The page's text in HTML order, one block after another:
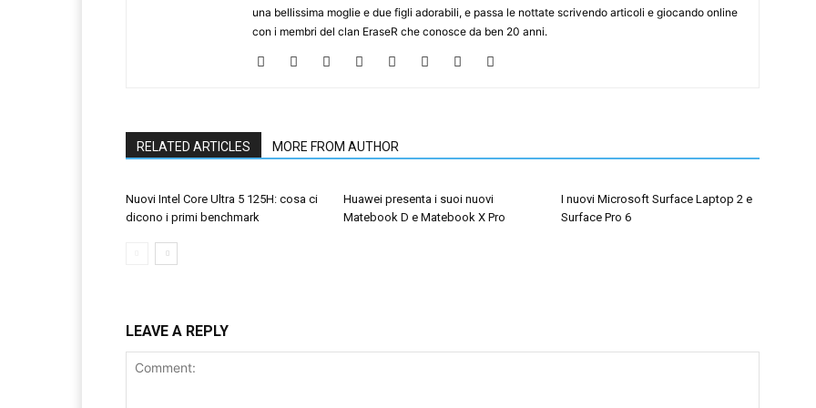
una bellissima moglie e due figli adorabili, e passa le nottate scrivendo articoli e giocando online
con i membri del clan EraseR che conosce da ben 20 anni.
RELATED ARTICLES MORE FROM AUTHOR
Nuovi Intel Core Ultra 5 125H: cosa ci
dicono i primi benchmark
Huawei presenta i suoi nuovi
Matebook D e Matebook X Pro
I nuovi Microsoft Surface Laptop 2 e
Surface Pro 6
LEAVE A REPLY